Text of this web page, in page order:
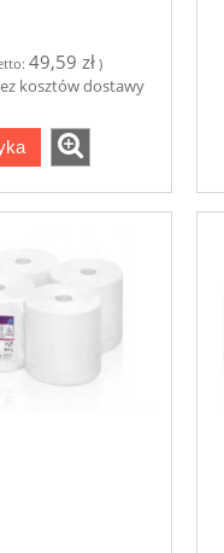
49,59 zł)
kosztów dostawy